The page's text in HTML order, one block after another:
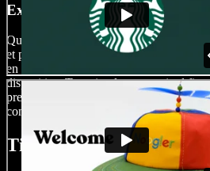
Exporta la teva pel·lícula
Quan acabis la teva obra mestra
et posa molt fàcil el procés d’exportació
en diversos formats de vídeo adaptats a
dispositius. Tant si vols compartir el
presentar-lo a festivals de cinema,
compatibilitat.
Tipus de pel·lícules